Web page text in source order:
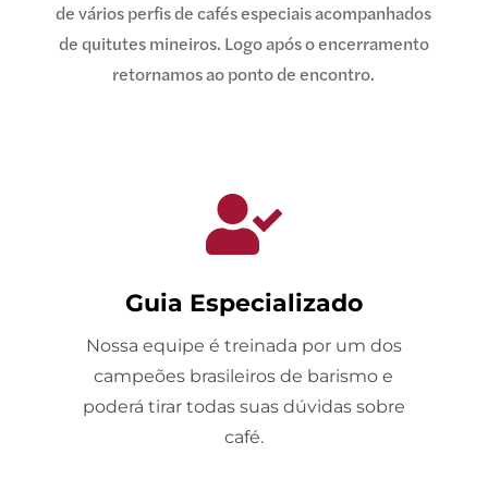
de vários perfis de cafés especiais acompanhados
de quitutes mineiros. Logo após o encerramento
retornamos ao ponto de encontro.

Guia Especializado
Nossa equipe é treinada por um dos
campeões brasileiros de barismo e
poderá tirar todas suas dúvidas sobre
café.